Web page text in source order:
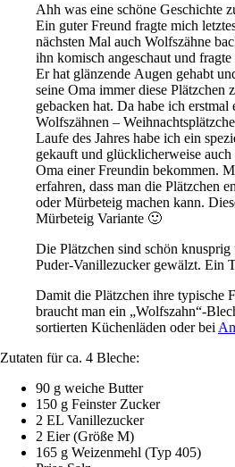
Ahh was eine schöne Geschichte
Ein guter Freund fragte mich
nächsten Mal auch Wolfszähne
ihn komisch angeschaut und
Er hat glänzende Augen gehabt
seine Oma immer diese Plätzchen
gebacken hat. Da habe ich erstmal
Wolfszähnen –
Laufe des Jahres habe ich ein
gekauft und glücklicherweise
Oma einer Freundin bekommen.
erfahren, dass man die Plätzchen
oder Mürbeteig machen kann.
Mürbeteig Variante 🙂
Die Plätzchen sind schön knusprig
Puder-Vanillezucker gewälzt. Ein
Damit die Plätzchen ihre typische
braucht man ein „Wolfszahn“-
sortierten Küchenläden oder bei
Zutaten für ca. 4 Bleche:
90 g weiche Butter
150 g Feinster Zucker
2 EL Vanillezucker
2 Eier (Größe M)
165 g Weizenmehl (Typ 405)